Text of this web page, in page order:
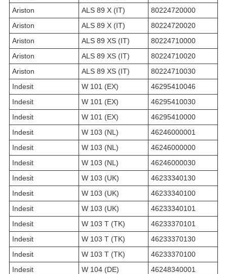
Ariston
ALS 89 X (IT)
80224720000
Ariston
ALS 89 X (IT)
80224720020
Ariston
ALS 89 XS (IT)
80224710000
Ariston
ALS 89 XS (IT)
80224710020
Ariston
ALS 89 XS (IT)
80224710030
Indesit
W 101 (EX)
46295410046
Indesit
W 101 (EX)
46295410030
Indesit
W 101 (EX)
46295410000
Indesit
W 103 (NL)
46246000001
Indesit
W 103 (NL)
46246000000
Indesit
W 103 (NL)
46246000030
Indesit
W 103 (UK)
46233340130
Indesit
W 103 (UK)
46233340100
Indesit
W 103 (UK)
46233340101
Indesit
W 103 T (TK)
46233370101
Indesit
W 103 T (TK)
46233370130
Indesit
W 103 T (TK)
46233370100
Indesit
W 104 (DE)
46248340001